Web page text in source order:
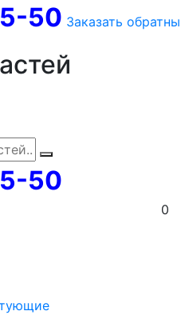
50 Заказать
50
0